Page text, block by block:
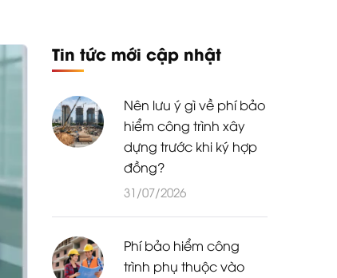
Tin tức mới cập nhật
Nên lưu ý gì về phí bảo
hiểm công trình xây
dựng trước khi ký hợp
đồng?
31/07/2026
Phí bảo hiểm công
trình phụ thuộc vào